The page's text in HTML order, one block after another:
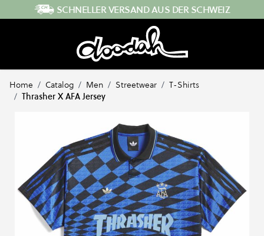
Direkt zum InhaltSCHNELLER VERSAND AUS DER SCHWEIZ
Home / Catalog / Men / Streetwear / T-Shirts
/ Thrasher X AFA Jersey